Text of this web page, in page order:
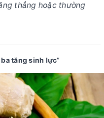
thẳng hoặc thường
tăng sinh lực”